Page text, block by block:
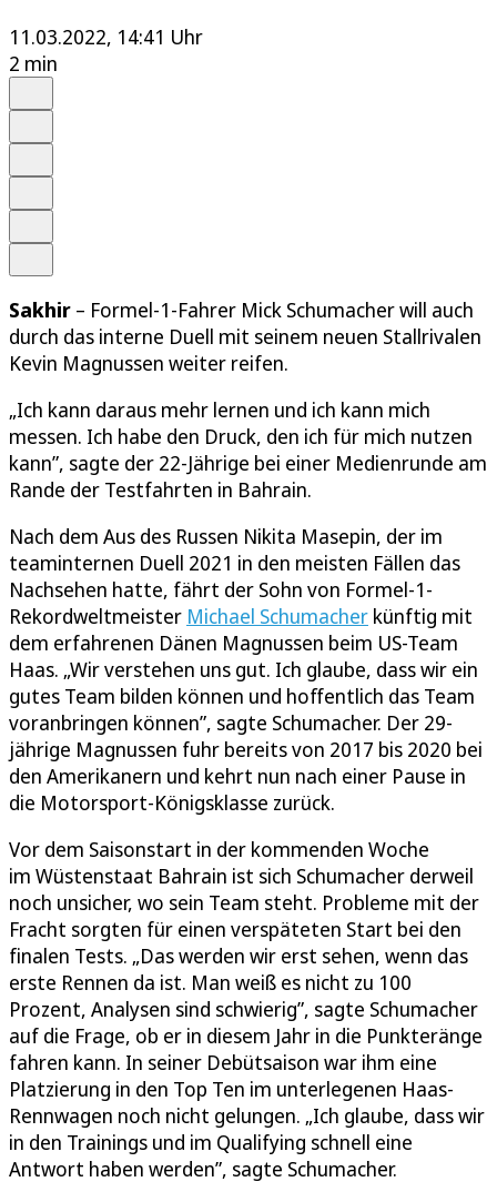
11.03.2022, 14:41 Uhr
2 min
Sakhir – Formel-1-Fahrer Mick Schumacher will auch
durch das interne Duell mit seinem neuen Stallrivalen
Kevin Magnussen weiter reifen.
„Ich kann daraus mehr lernen und ich kann mich
messen. Ich habe den Druck, den ich für mich nutzen
kann”, sagte der 22-Jährige bei einer Medienrunde am
Rande der Testfahrten in Bahrain.
Nach dem Aus des Russen Nikita Masepin, der im
teaminternen Duell 2021 in den meisten Fällen das
Nachsehen hatte, fährt der Sohn von Formel-1-
Rekordweltmeister Michael Schumacher künftig mit
dem erfahrenen Dänen Magnussen beim US-Team
Haas. „Wir verstehen uns gut. Ich glaube, dass wir ein
gutes Team bilden können und hoffentlich das Team
voranbringen können”, sagte Schumacher. Der 29-
jährige Magnussen fuhr bereits von 2017 bis 2020 bei
den Amerikanern und kehrt nun nach einer Pause in
die Motorsport-Königsklasse zurück.
Vor dem Saisonstart in der kommenden Woche
im Wüstenstaat Bahrain ist sich Schumacher derweil
noch unsicher, wo sein Team steht. Probleme mit der
Fracht sorgten für einen verspäteten Start bei den
finalen Tests. „Das werden wir erst sehen, wenn das
erste Rennen da ist. Man weiß es nicht zu 100
Prozent, Analysen sind schwierig”, sagte Schumacher
auf die Frage, ob er in diesem Jahr in die Punkteränge
fahren kann. In seiner Debütsaison war ihm eine
Platzierung in den Top Ten im unterlegenen Haas-
Rennwagen noch nicht gelungen. „Ich glaube, dass wir
in den Trainings und im Qualifying schnell eine
Antwort haben werden”, sagte Schumacher.